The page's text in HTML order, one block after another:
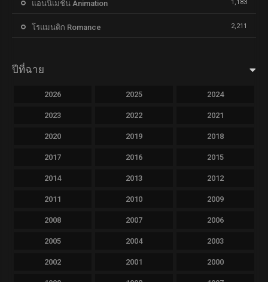
แอนนิเมชั่น Animation 1,183
โรแมนติก Romance 2,211
ปีที่ฉาย
2026 2025 2024
2023 2022 2021
2020 2019 2018
2017 2016 2015
2014 2013 2012
2011 2010 2009
2008 2007 2006
2005 2004 2003
2002 2001 2000